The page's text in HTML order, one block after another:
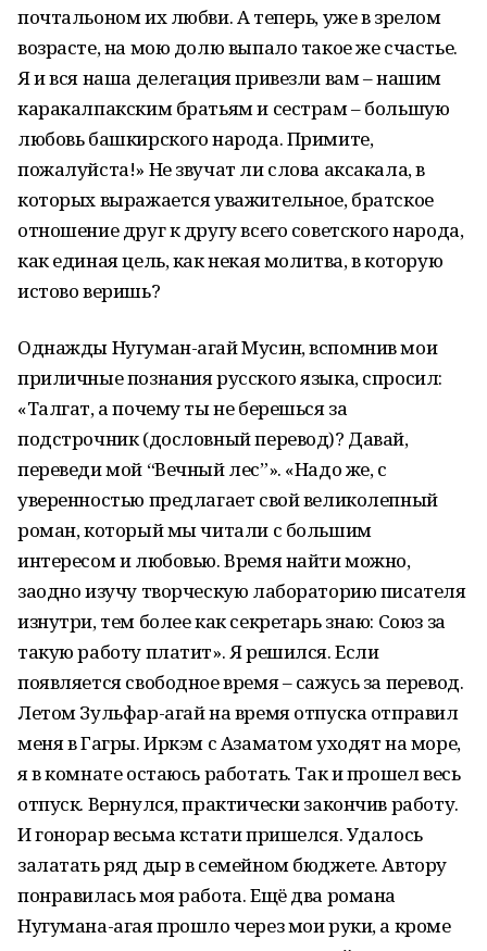
почтальоном их любви. А теперь, уже в зрелом
возрасте, на мою долю выпало такое же счастье.
Я и вся наша делегация привезли вам – нашим
каракалпакским братьям и сестрам – большую
любовь башкирского народа. Примите,
пожалуйста!» Не звучат ли слова аксакала, в
которых выражается уважительное, братское
отношение друг к другу всего советского народа,
как единая цель, как некая молитва, в которую
истово веришь?
Однажды Нугуман-агай Мусин, вспомнив мои
приличные познания русского языка, спросил:
«Талгат, а почему ты не берешься за
подстрочник (дословный перевод)? Давай,
переведи мой “Вечный лес”». «Надо же, с
уверенностью предлагает свой великолепный
роман, который мы читали с большим
интересом и любовью. Время найти можно,
заодно изучу творческую лабораторию писателя
изнутри, тем более как секретарь знаю: Союз за
такую работу платит». Я решился. Если
появляется свободное время – сажусь за перевод.
Летом Зульфар-агай на время отпуска отправил
меня в Гагры. Иркэм с Азаматом уходят на море,
я в комнате остаюсь работать. Так и прошел весь
отпуск. Вернулся, практически закончив работу.
И гонорар весьма кстати пришелся. Удалось
залатать ряд дыр в семейном бюджете. Автору
понравилась моя работа. Ещё два романа
Нугумана-агая прошло через мои руки, а кроме